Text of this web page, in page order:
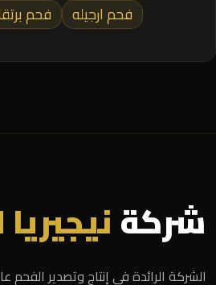
فحم ارجيله
فحم
شركة
الشركة الرائدة في إنتاج وتصدير الفحم